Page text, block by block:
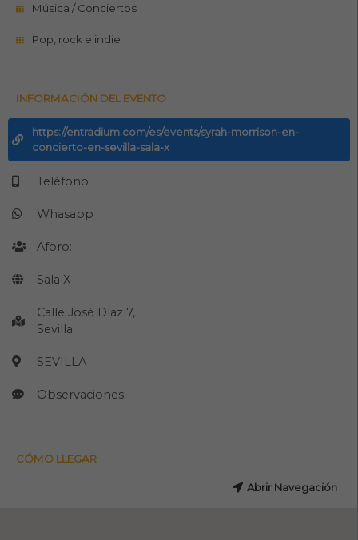
Música / Conciertos
Pop, rock e indie
INFORMACIÓN DEL EVENTO
https://entradium.com/es/events/syrah-morrison-en-
concierto-en-sevilla-sala-x
Teléfono
Whasapp
Aforo:
Sala X
Calle José Díaz 7,
Sevilla
SEVILLA
Observaciones
CÓMO LLEGAR
Abrir Navegación